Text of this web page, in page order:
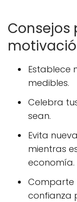
Consejos
Establece
medibles.
Celebra
sean.
Evita
mientras
economía.
Comparte
confianza